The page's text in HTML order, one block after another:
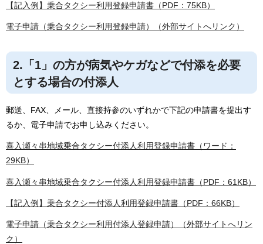
【記入例】乗合タクシー利用登録申請書（PDF：75KB）
電子申請（乗合タクシー利用登録申請）（外部サイトへリンク）
2.「1」の方が病気やケガなどで付添を必要
とする場合の付添人
郵送、FAX、メール、直接持参のいずれかで下記の申請書を提出す
るか、電子申請でお申し込みください。
喜入瀬々串地域乗合タクシー付添人利用登録申請書（ワード：
29KB）
喜入瀬々串地域乗合タクシー付添人利用登録申請書（PDF：61KB）
【記入例】乗合タクシー付添人利用登録申請書（PDF：66KB）
電子申請（乗合タクシー利用付添人登録申請）（外部サイトへリン
ク）